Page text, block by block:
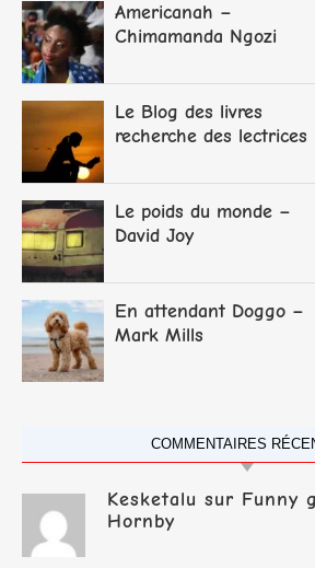
Americanah –
Chimamanda Ngozi
Le Blog des livres
recherche des lectrices
Le poids du monde –
David Joy
En attendant Doggo –
Mark Mills
COMMENTAIRES
Kesketalu sur Funny
Hornby